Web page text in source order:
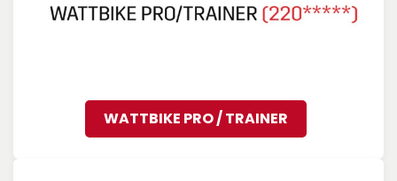
WATTBIKE PRO / TRAINER